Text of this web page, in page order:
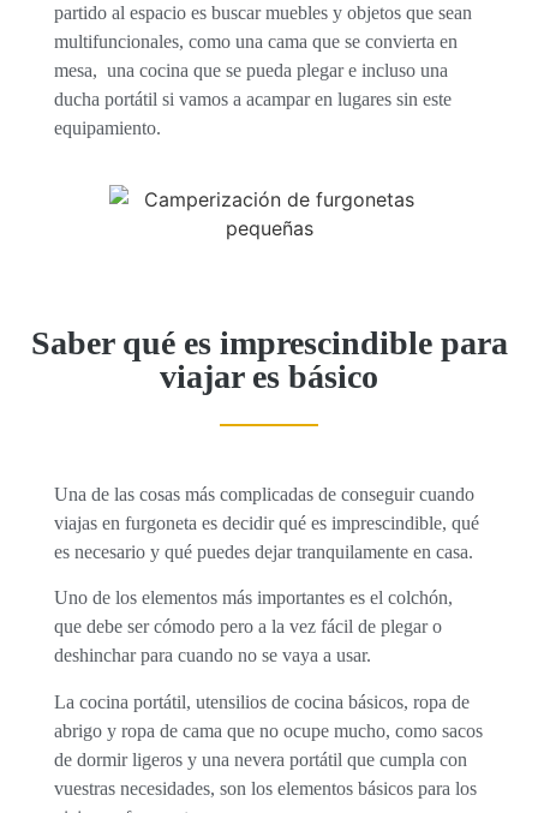
partido al espacio es buscar muebles y objetos que sean
multifuncionales, como una cama que se convierta en
mesa, una cocina que se pueda plegar e incluso una
ducha portátil si vamos a acampar en lugares sin este
equipamiento.
Saber qué es imprescindible para
viajar es básico
Una de las cosas más complicadas de conseguir cuando
viajas en furgoneta es decidir qué es imprescindible, qué
es necesario y qué puedes dejar tranquilamente en casa.
Uno de los elementos más importantes es el colchón,
que debe ser cómodo pero a la vez fácil de plegar o
deshinchar para cuando no se vaya a usar.
La cocina portátil, utensilios de cocina básicos, ropa de
abrigo y ropa de cama que no ocupe mucho, como sacos
de dormir ligeros y una nevera portátil que cumpla con
vuestras necesidades, son los elementos básicos para los